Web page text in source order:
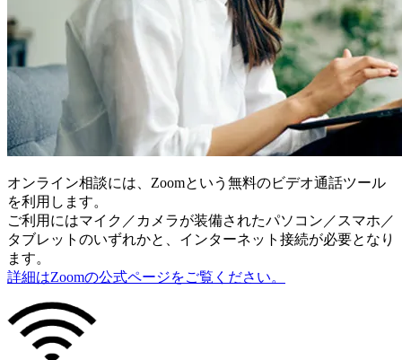
オンライン相談には、Zoomという無料のビデオ通話ツール
を利用します。
ご利用にはマイク／カメラが装備されたパソコン／スマホ／
タブレットのいずれかと、インターネット接続が必要となり
ます。
詳細はZoomの公式ページをご覧ください。